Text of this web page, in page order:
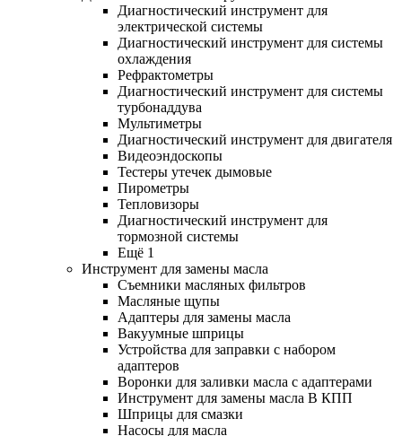
Диагностический инструмент для
электрической системы
Диагностический инструмент для системы
охлаждения
Рефрактометры
Диагностический инструмент для системы
турбонаддува
Мультиметры
Диагностический инструмент для двигателя
Видеоэндоскопы
Тестеры утечек дымовые
Пирометры
Тепловизоры
Диагностический инструмент для
тормозной системы
Ещё 1
Инструмент для замены масла
Съемники масляных фильтров
Масляные щупы
Адаптеры для замены масла
Вакуумные шприцы
Устройства для заправки с набором
адаптеров
Воронки для заливки масла с адаптерами
Инструмент для замены масла В КПП
Шприцы для смазки
Насосы для масла